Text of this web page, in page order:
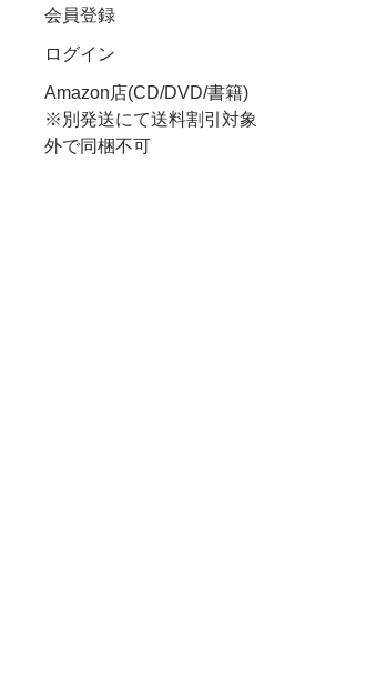
会員登録
ログイン
Amazon店(CD/DVD/書籍)
※別発送にて送料割引対象
外で同梱不可